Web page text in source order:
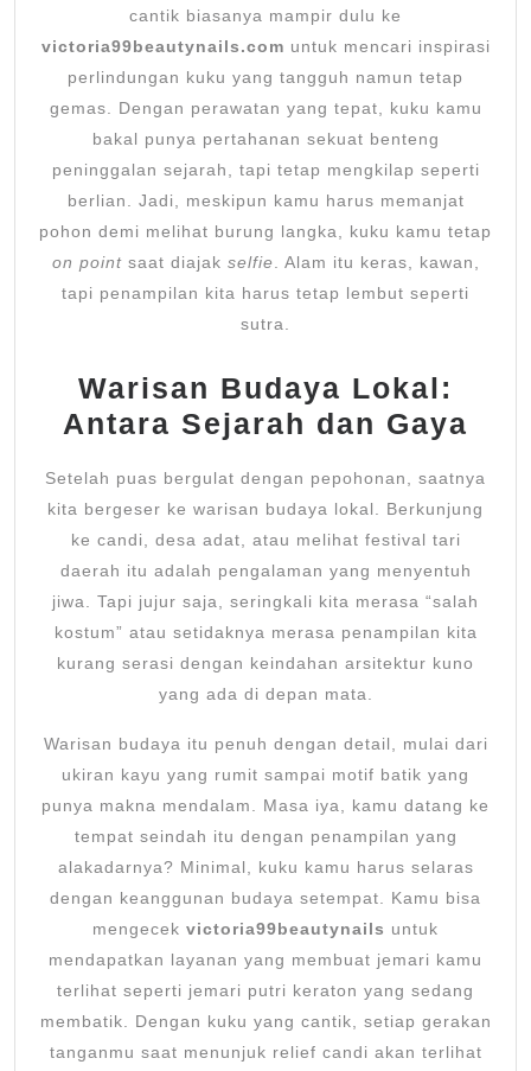
cantik biasanya mampir dulu ke
victoria99beautynails.com untuk mencari inspirasi
perlindungan kuku yang tangguh namun tetap
gemas. Dengan perawatan yang tepat, kuku kamu
bakal punya pertahanan sekuat benteng
peninggalan sejarah, tapi tetap mengkilap seperti
berlian. Jadi, meskipun kamu harus memanjat
pohon demi melihat burung langka, kuku kamu tetap
on pointsaat diajak selfie. Alam itu keras, kawan,
tapi penampilan kita harus tetap lembut seperti
sutra.
Warisan Budaya Lokal:
Antara Sejarah dan Gaya
Setelah puas bergulat dengan pepohonan, saatnya
kita bergeser ke warisan budaya lokal. Berkunjung
ke candi, desa adat, atau melihat festival tari
daerah itu adalah pengalaman yang menyentuh
jiwa. Tapi jujur saja, seringkali kita merasa “salah
kostum” atau setidaknya merasa penampilan kita
kurang serasi dengan keindahan arsitektur kuno
yang ada di depan mata.
Warisan budaya itu penuh dengan detail, mulai dari
ukiran kayu yang rumit sampai motif batik yang
punya makna mendalam. Masa iya, kamu datang ke
tempat seindah itu dengan penampilan yang
alakadarnya? Minimal, kuku kamu harus selaras
dengan keanggunan budaya setempat. Kamu bisa
mengecek victoria99beautynails untuk
mendapatkan layanan yang membuat jemari kamu
terlihat seperti jemari putri keraton yang sedang
membatik. Dengan kuku yang cantik, setiap gerakan
tanganmu saat menunjuk relief candi akan terlihat